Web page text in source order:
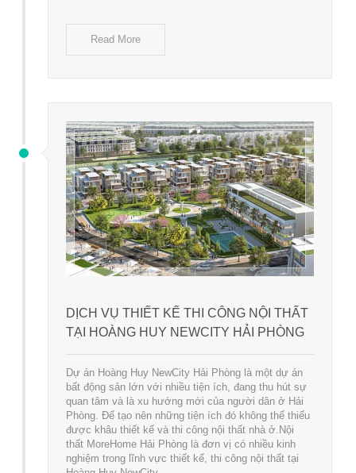
Read More
DỊCH VỤ THIẾT KẾ THI CÔNG NỘI THẤT
TẠI HOÀNG HUY NEWCITY HẢI PHÒNG
Dự án Hoàng Huy NewCity Hải Phòng là một dự án
bất động sản lớn với nhiều tiện ích, đang thu hút sự
quan tâm và là xu hướng mới của người dân ở Hải
Phòng. Để tạo nên những tiện ích đó không thể thiếu
được khâu thiết kế và thi công nội thất nhà ở.Nội
thất MoreHome Hải Phòng là đơn vị có nhiều kinh
nghiệm trong lĩnh vực thiết kế, thi công nội thất tại